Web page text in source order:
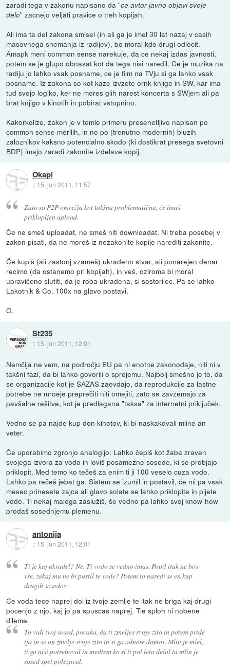
zaradi tega v zakonu napisano da "ce avtor javno objavi svoje
delo" zacnejo veljati pravice o treh kopijah.
Ali ima ta del zakona smisel (in ali ga je imel 30 lat nazaj v casih
masovnega snemanja iz radijev), bo moral kdo drugi odlocit.
Amapk meni common sense narekuje, da ce nekaj izdas javnosti,
potem se je glupo obnasat kot da tega nisi naredil. Ce je muzika na
radiju jo lahko vsak posname, ce je film na TVju si ga lahko vsak
posname. Iz zakona so kot kaze izvzete ornk knjige in SW, kar ima
tud svojo logiko, ker ne mores glih narest koncerta s SWjem ali pa
brat knjigo v kinotih in pobirat vstopnino.
Kakorkolize, zakon je v temle primeru presenetljivo napisan po
common sense merilih, in ne po (trenutno modernih) bluzih
zaloznikov kaksno potencialno skodo (ki dostikrat presega svetovni
BDP) imajo zaradi zakonite izdelave kopij.
Okapi
:: 15. jun 2011, 11:57
Zato so P2P omrežja kot takšna problematična, če imaš
priklopljen upload.
Če ne smeš uploadat, ne smeš niti downloadat. Ni treba posebej v
zakon pisati, da ne moreš iz nezakonite kopije narediti zakonite.
Če kupiš (ali zastonj vzameš) ukradeno stvar, ali ponarejen denar
recimo (da ostanemo pri kopijah), in veš, oziroma bi moral
upravičeno slutiti, da je roba ukradena, si sostorilec. Pa se lahko
Lakotnik & Co. 100x na glavo postavi.
O.
St235
:: 15. jun 2011, 12:01
Nemčija ne vem, na področju EU pa ni enotne zakonodaje, niti ni v
takšni fazi, da bi lahko govorili o sprejemu. Najbolj smešno je to, da
se organizacije kot je SAZAS zaevdajo, da reprodukcije za lastne
potrebe ne mroeje preprečiti niti omejiti, zato se zavzemajo za
pavšalne rešitve, kot je predlagana "taksa" za internetni priključek.
Vedno se pa najde kup don kihotov, ki bi naskakovali mline an
veter.
Če uporabimo zgronjo analogijo: Lahko čepiš kot žaba zraven
svojega izvora za vodo in loviš posamezne sosede, ki se probjajo
priklopit. Med temo ko tečeš za enim ti ji 100 veselo cuza vodo.
Lahko pa rečeš jebat ga. Sistem se izumil in postavil, če mi pa vsak
mesec prinesete zajca ali glavo solate se lahko priklopite in pijete
vodo. Ti nekaj malega zaslužiš, še vedno pa lahko svoj know-how
prodaš sosednjemu plemenu.
antonija
:: 15. jun 2011, 12:01
Ti je kaj ukradel? Ne. Ti vodo se vedno imas. Popil itak ne bos
vse, zakaj mu ne bi pustil te vode? Potem to naredi se en kup
drugih sosedov.
Ce voda tece naprej dol iz tvoje zemlje te itak ne briga kaj drugi
pocenjo z njo, kaj jo pa spuscas naprej. Tle sploh ni nobene
dileme.
To vidi tvoj sosed, pocaka, da ti zmeljes svoje zito in potem pride
tja in se on zmelje svoje zito in si ga odnese domov. Mlin je mlel,
ti ga nisi potreboval in medtem ko si ti pol leta delal ta mlin je
sosed spet polezaval.